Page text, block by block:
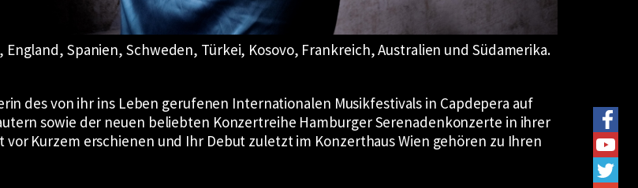
Spanien, Schweden, Türkei, Kosovo, Frankreich, Australien und Südamerika.
des von ihr ins Leben gerufenen Internationalen Musikfestivals in Capdepera auf
sowie der neuen beliebten Konzertreihe Hamburger Serenadenkonzerte in ihrer
vor Kurzem erschienen und Ihr Debut zuletzt im Konzerthaus Wien gehören zu Ihren